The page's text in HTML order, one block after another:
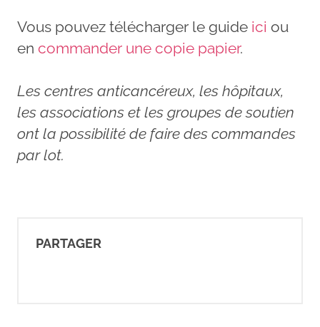
Vous pouvez télécharger le guide ici ou
en commander une copie papier.
Les centres anticancéreux, les hôpitaux,
les associations et les groupes de soutien
ont la possibilité de faire des commandes
par lot.
PARTAGER